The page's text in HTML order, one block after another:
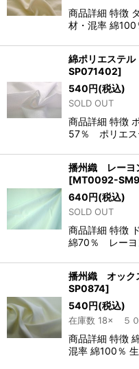
商品詳細 特徴
材・混率 綿
綿ポリエステ
SP071402]
540円(税込)
SOLD OUT
商品詳細 特徴
57％ ポリエ
播州織 レーヨ
[MT0092-
640円(税込)
SOLD OUT
商品詳細 特徴
綿70％ レー
播州織 オック
SP0874]
540円(税込)
在庫数 18× ５
商品詳細 特徴
混率 綿100％